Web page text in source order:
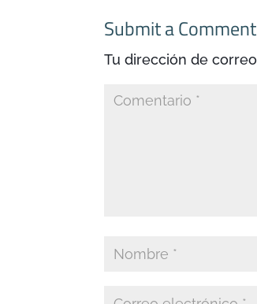
Submit a Comment
Tu dirección de